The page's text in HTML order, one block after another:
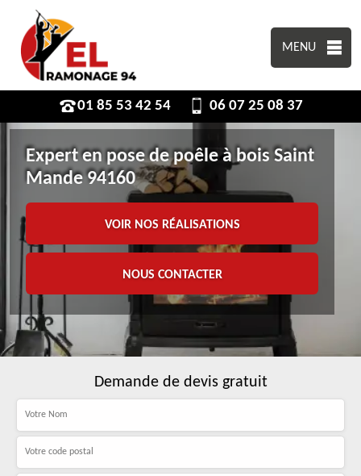
MENU
01 85 53 42 54 06 07 25 08 37
Expert en pose de poêle à bois Saint
Mande 94160
VOIR NOS RÉALISATIONS
NOUS CONTACTER
Demande de devis gratuit